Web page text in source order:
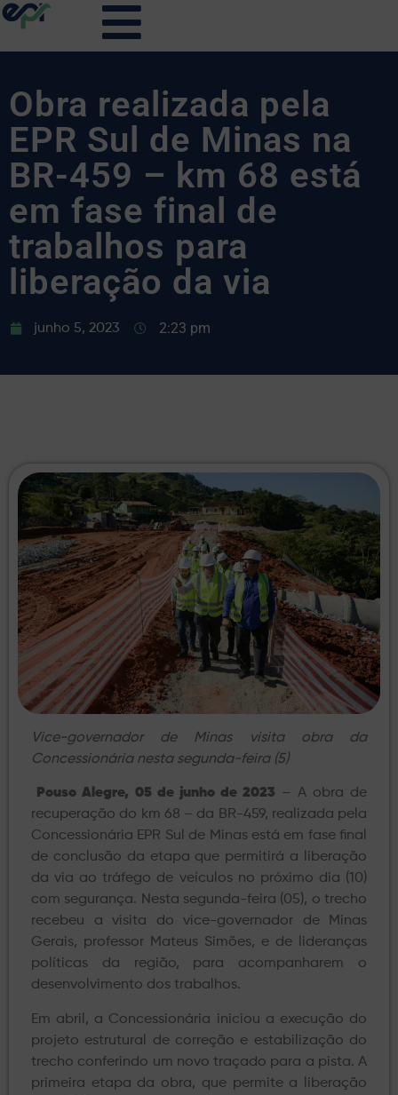
Obra realizada pela
EPR Sul de Minas na
BR-459 – km 68 está
em fase final de
trabalhos para
liberação da via
junho 5, 2023 2:23 pm
Vice-governador de Minas visita obra da
Concessionária nesta segunda-feira (5)
Pouso Alegre, 05 de junho de 2023 – A obra de
recuperação do km 68 – da BR-459, realizada pela
Concessionária EPR Sul de Minas está em fase final
de conclusão da etapa que permitirá a liberação
da via ao tráfego de veículos no próximo dia (10)
com segurança. Nesta segunda-feira (05), o trecho
recebeu a visita do vice-governador de Minas
Gerais, professor Mateus Simões, e de lideranças
políticas da região, para acompanharem o
desenvolvimento dos trabalhos.
Em abril, a Concessionária iniciou a execução do
projeto estrutural de correção e estabilização do
trecho conferindo um novo traçado para a pista. A
primeira etapa da obra, que permite a liberação